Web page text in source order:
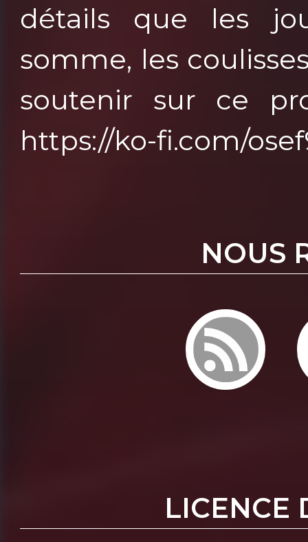
détails que les
somme, les
soutenir sur ce
https://ko-fi.com/
NOUS
LICENCE